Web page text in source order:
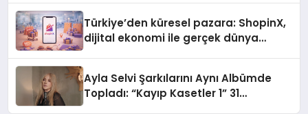
Türkiye’den küresel pazara: ShopinX,
dijital ekonomi ile gerçek dünya
Ayla Selvi Şarkılarını Aynı Albümde
Topladı: “Kayıp Kasetler 1” 31